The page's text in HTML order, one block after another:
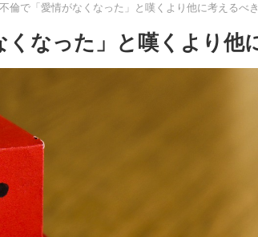
倫で「愛情がなくなった」と嘆くより他に考えるべ
くなった」と嘆くより他